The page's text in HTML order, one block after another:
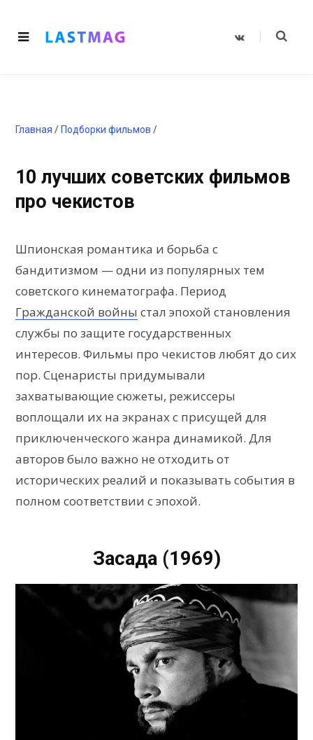
V
Главная / Подборки фильмов /
10 лучших советских фильмов
про чекистов
Шпионская романтика и борьба с
бандитизмом — одни из популярных тем
советского кинематографа. Период
Гражданской войны стал эпохой становления
службы по защите государственных
интересов. Фильмы про чекистов любят до сих
пор. Сценаристы придумывали
захватывающие сюжеты, режиссеры
воплощали их на экранах с присущей для
приключенческого жанра динамикой. Для
авторов было важно не отходить от
исторических реалий и показывать события в
полном соответствии с эпохой.
Засада (1969)